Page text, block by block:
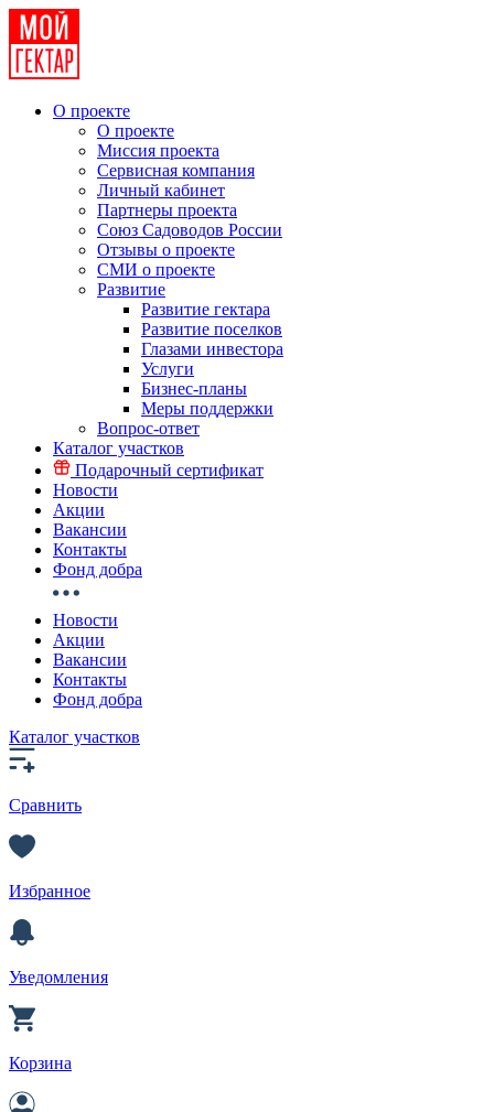
О проекте
О проекте
Миссия проекта
Сервисная компания
Личный кабинет
Партнеры проекта
Союз Садоводов России
Отзывы о проекте
СМИ о проекте
Развитие
Развитие гектара
Развитие поселков
Глазами инвестора
Услуги
Бизнес-планы
Меры поддержки
Вопрос-ответ
Каталог участков
Подарочный сертификат
Новости
Акции
Вакансии
Контакты
Фонд добра
Новости
Акции
Вакансии
Контакты
Фонд добра
Каталог участков
Сравнить
Избранное
Уведомления
Корзина